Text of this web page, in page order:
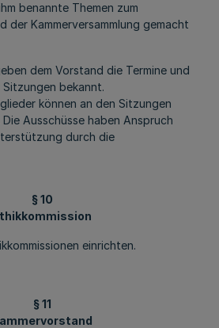
benannte Themen zum
der Kammerversammlung gemacht
dem Vorstand die Termine und
bekannt.
können an den Sitzungen
Ausschüsse haben Anspruch
durch die
§ 10
einrichten.
§ 11